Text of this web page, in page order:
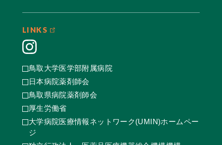
LINKS
鳥取大学医学部附属病院
日本病院薬剤師会
鳥取県病院薬剤師会
厚生労働省
大学病院医療情報ネットワーク(UMIN)ホームペー
ジ